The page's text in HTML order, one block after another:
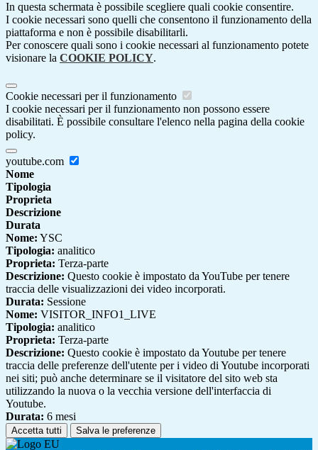
In questa schermata è possibile scegliere quali cookie consentire.
I cookie necessari sono quelli che consentono il funzionamento della
piattaforma e non è possibile disabilitarli.
Per conoscere quali sono i cookie necessari al funzionamento potete
visionare la COOKIE POLICY.
Cookie necessari per il funzionamento
I cookie necessari per il funzionamento non possono essere
disabilitati. È possibile consultare l'elenco nella pagina della cookie
policy.
youtube.com
Nome
Tipologia
Proprieta
Descrizione
Durata
Nome: YSC
Tipologia: analitico
Proprieta: Terza-parte
Descrizione: Questo cookie è impostato da YouTube per tenere
traccia delle visualizzazioni dei video incorporati.
Durata: Sessione
Nome: VISITOR_INFO1_LIVE
Tipologia: analitico
Proprieta: Terza-parte
Descrizione: Questo cookie è impostato da Youtube per tenere
traccia delle preferenze dell'utente per i video di Youtube incorporati
nei siti; può anche determinare se il visitatore del sito web sta
utilizzando la nuova o la vecchia versione dell'interfaccia di
Youtube.
Durata: 6 mesi
Accetta tutti Salva le preferenze